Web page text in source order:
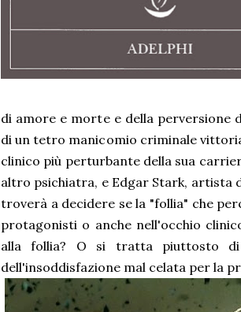
di amore e morte e della perversione
di un tetro manicomio criminale
clinico più perturbante della sua
altro psichiatra, e Edgar Stark, artista
troverà a decidere se la "follia" che
protagonisti o anche nell'occhio
alla follia? O si tratta piuttosto di
dell'insoddisfazione mal celata per la